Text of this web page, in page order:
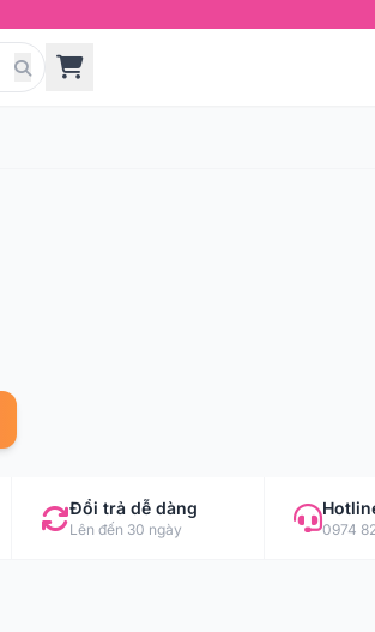
Đổi trả dễ dàng
Lên đến 30 ngày 0974